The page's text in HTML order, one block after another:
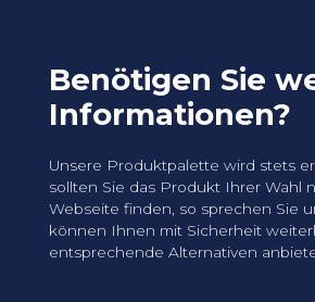
Benötigen Sie
Informationen?
Unsere Produktpalette wird stets
sollten Sie das Produkt Ihrer Wahl
Webseite finden, so sprechen Sie
können Ihnen mit Sicherheit
entsprechende Alternativen